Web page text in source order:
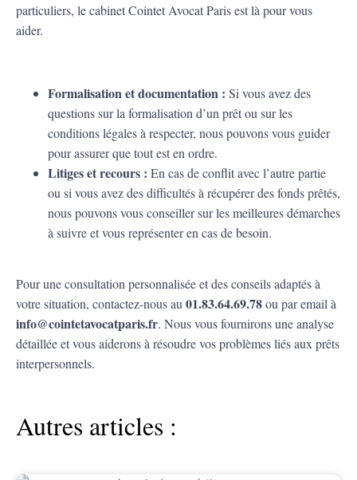
particuliers, le cabinet Cointet Avocat Paris est là pour vous
aider.
Formalisation et documentation : Si vous avez des
questions sur la formalisation d’un prêt ou sur les
conditions légales à respecter, nous pouvons vous guider
pour assurer que tout est en ordre.
Litiges et recours : En cas de conflit avec l’autre partie
ou si vous avez des difficultés à récupérer des fonds prêtés,
nous pouvons vous conseiller sur les meilleures démarches
à suivre et vous représenter en cas de besoin.
Pour une consultation personnalisée et des conseils adaptés à
votre situation, contactez-nous au01.83.64.69.78ou par email à
info@cointetavocatparis.fr. Nous vous fournirons une analyse
détaillée et vous aiderons à résoudre vos problèmes liés aux prêts
interpersonnels.
Autres articles :